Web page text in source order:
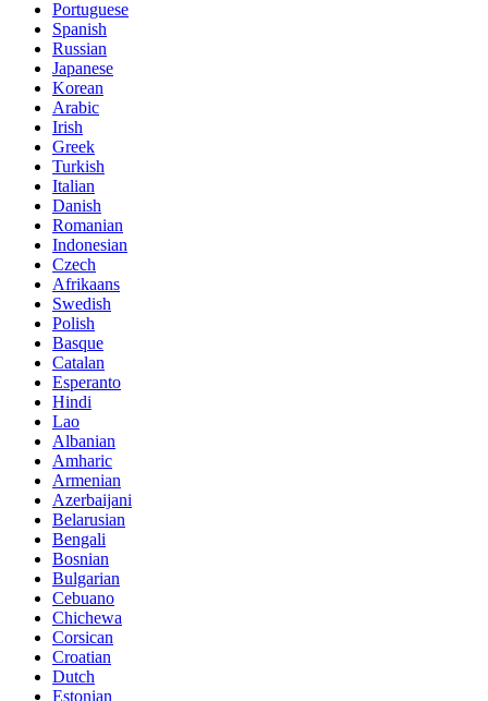
Portuguese
Spanish
Russian
Japanese
Korean
Arabic
Irish
Greek
Turkish
Italian
Danish
Romanian
Indonesian
Czech
Afrikaans
Swedish
Polish
Basque
Catalan
Esperanto
Hindi
Lao
Albanian
Amharic
Armenian
Azerbaijani
Belarusian
Bengali
Bosnian
Bulgarian
Cebuano
Chichewa
Corsican
Croatian
Dutch
Estonian